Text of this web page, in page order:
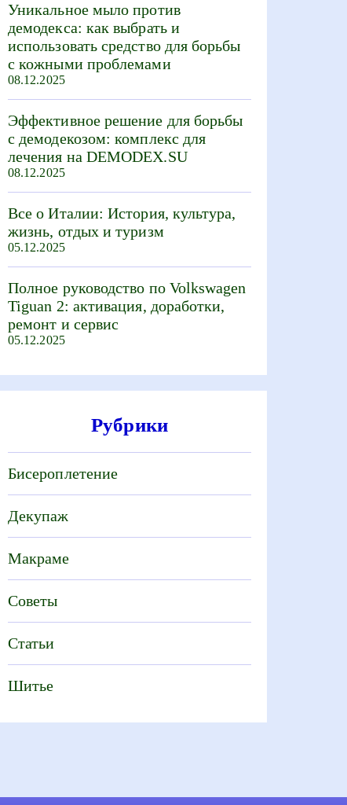
Уникальное мыло против
демодекса: как выбрать и
использовать средство для борьбы
с кожными проблемами
08.12.2025
Эффективное решение для борьбы
с демодекозом: комплекс для
лечения на DEMODEX.SU
08.12.2025
Все о Италии: История, культура,
жизнь, отдых и туризм
05.12.2025
Полное руководство по Volkswagen
Tiguan 2: активация, доработки,
ремонт и сервис
05.12.2025
Рубрики
Бисероплетение
Декупаж
Макраме
Советы
Статьи
Шитье